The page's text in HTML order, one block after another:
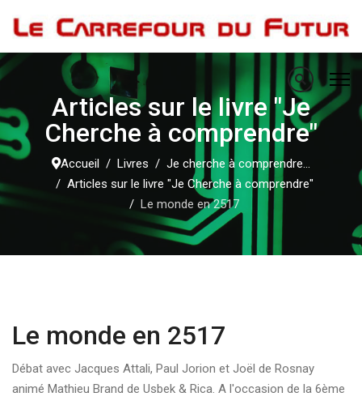
Articles sur le livre "Je
Cherche à comprendre"
Accueil Livres
Je cherche à comprendre...
Articles sur le livre "Je Cherche à comprendre"
Le monde en 2517
Le monde en 2517
Débat avec Jacques Attali, Paul Jorion et Joël de Rosnay
animé Mathieu Brand de Usbek & Rica. A l'occasion de la 6ème